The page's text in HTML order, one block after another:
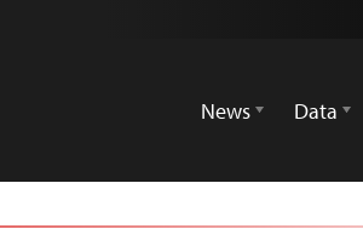
News
Data